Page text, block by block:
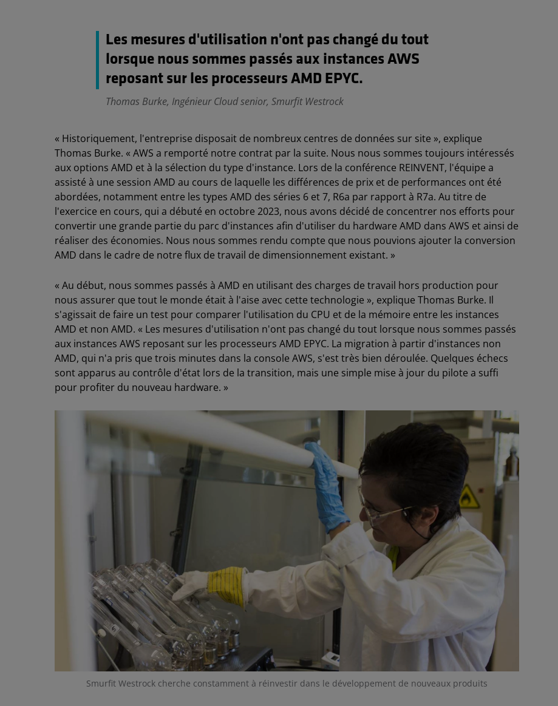
Les mesures d'utilisation n'ont pas changé du tout
lorsque nous sommes passés aux instances AWS
reposant sur les processeurs AMD EPYC.
Thomas Burke, Ingénieur Cloud senior, Smurfit Westrock
« Historiquement, l'entreprise disposait de nombreux centres de données sur site », explique
Thomas Burke. « AWS a remporté notre contrat par la suite. Nous nous sommes toujours intéressés
aux options AMD et à la sélection du type d'instance. Lors de la conférence REINVENT, l'équipe a
assisté à une session AMD au cours de laquelle les différences de prix et de performances ont été
abordées, notamment entre les types AMD des séries 6 et 7, R6a par rapport à R7a. Au titre de
l'exercice en cours, qui a débuté en octobre 2023, nous avons décidé de concentrer nos efforts pour
convertir une grande partie du parc d'instances afin d'utiliser du hardware AMD dans AWS et ainsi de
réaliser des économies. Nous nous sommes rendu compte que nous pouvions ajouter la conversion
AMD dans le cadre de notre flux de travail de dimensionnement existant. »
« Au début, nous sommes passés à AMD en utilisant des charges de travail hors production pour
nous assurer que tout le monde était à l'aise avec cette technologie », explique Thomas Burke. Il
s'agissait de faire un test pour comparer l'utilisation du CPU et de la mémoire entre les instances
AMD et non AMD. « Les mesures d'utilisation n'ont pas changé du tout lorsque nous sommes passés
aux instances AWS reposant sur les processeurs AMD EPYC. La migration à partir d'instances non
AMD, qui n'a pris que trois minutes dans la console AWS, s'est très bien déroulée. Quelques échecs
sont apparus au contrôle d'état lors de la transition, mais une simple mise à jour du pilote a suffi
pour profiter du nouveau hardware. »
Smurfit Westrock cherche constamment à réinvestir dans le développement de nouveaux produits